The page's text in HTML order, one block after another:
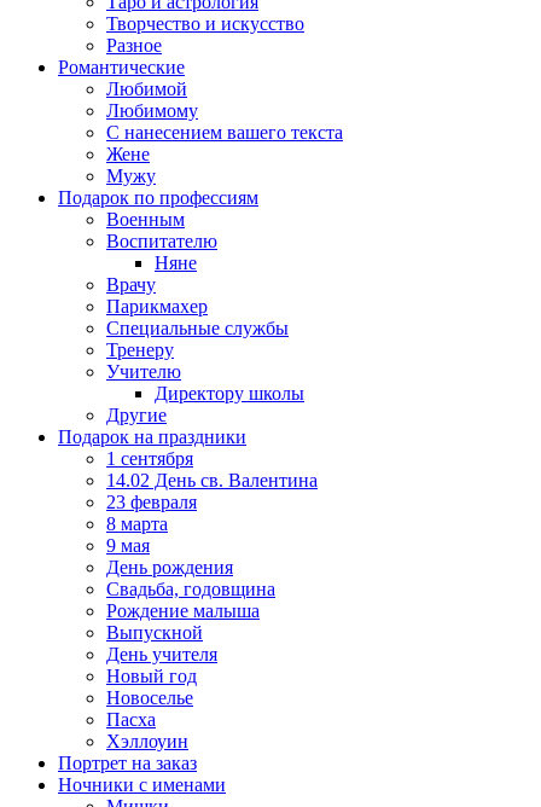
Творчество и искусство
Разное
Романтические
Любимой
Любимому
С нанесением вашего текста
Жене
Мужу
Подарок по профессиям
Военным
Воспитателю
Няне
Врачу
Парикмахер
Специальные службы
Тренеру
Учителю
Директору школы
Другие
Подарок на праздники
1 сентября
14.02 День св. Валентина
23 февраля
8 марта
9 мая
День рождения
Свадьба, годовщина
Рождение малыша
Выпускной
День учителя
Новый год
Новоселье
Пасха
Хэллоуин
Портрет на заказ
Ночники с именами